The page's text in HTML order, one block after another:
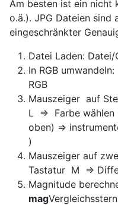
Am besten ist ein nicht
o.ä.). JPG Dateien sind
eingeschränkter
Datei Laden: Datei/
In RGB
RGB
Mauszeiger auf
L => Farbe wählen
oben) =>
)
Mauszeiger auf
Tastatur M =>
Magnitude
mag